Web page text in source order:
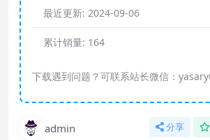
最近更新: 2024-09-06
累计销量: 164
下载遇到问题？可联系站长微信：
admin 分享